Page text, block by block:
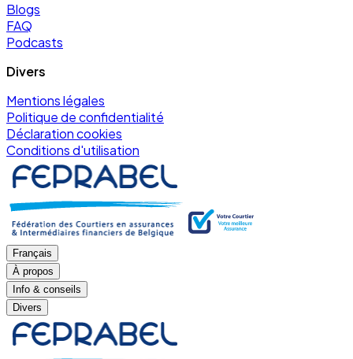
Blogs
FAQ
Podcasts
Divers
Mentions légales
Politique de confidentialité
Déclaration cookies
Conditions d'utilisation
Français
À propos
Info & conseils
Divers